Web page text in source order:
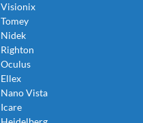
Visionix
Tomey
Nidek
Righton
Oculus
Ellex
Nano Vista
Icare